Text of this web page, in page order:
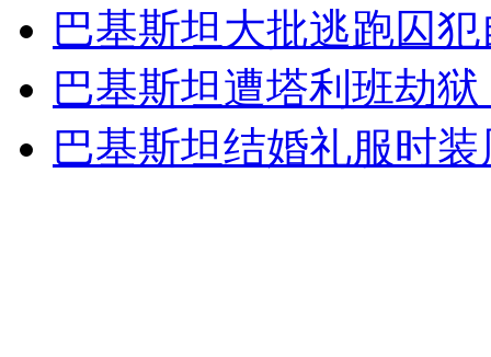
外交部：反对强权政治霸凌主义
外交部：有关国家言论片面不公正
巴基斯坦大批逃跑囚
巴基斯坦遭塔利班劫
巴基斯坦结婚礼服时